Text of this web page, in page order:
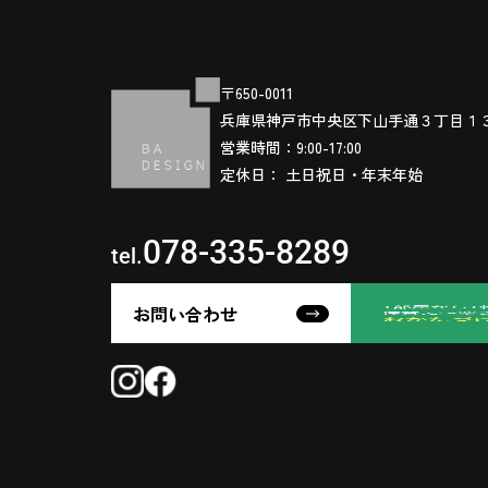
〒650-0011
兵庫県神戸市中央区下山手通３丁目１
営業時間：9:00-17:00
定休日： 土日祝日・年末年始
tel.078-335-8289
お問い合わせ